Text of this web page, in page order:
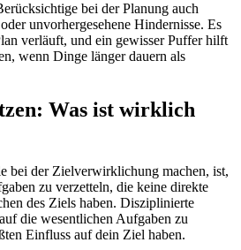
bei der Planung auch
unvorhergesehene Hindernisse. Es
verläuft, und ein gewisser Puffer hilft
wenn Dinge länger dauern als
Was ist wirklich
bei der Zielverwirklichung machen, ist,
zu verzetteln, die keine direkte
des Ziels haben. Disziplinierte
die wesentlichen Aufgaben zu
Einfluss auf dein Ziel haben.